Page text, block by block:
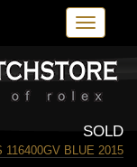
Toggle
SOLD
116400GV BLUE 2015